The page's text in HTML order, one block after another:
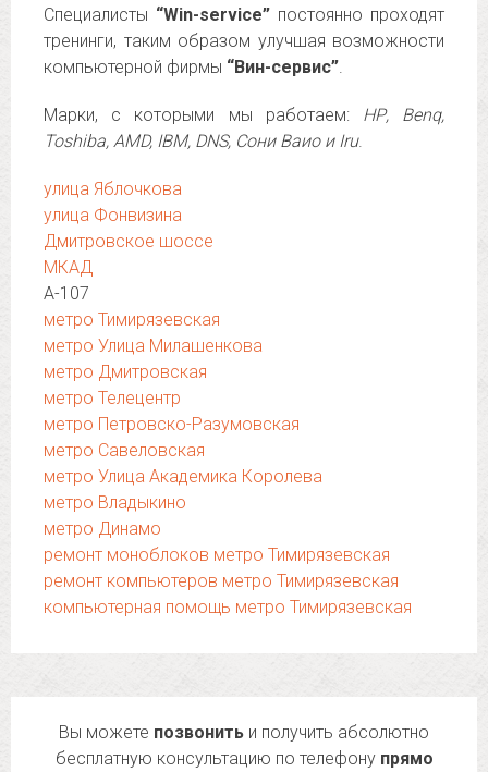
Специалисты “Win-service” постоянно проходят
тренинги, таким образом улучшая возможности
компьютерной фирмы “Вин-сервис”.
Марки, с которыми мы работаем: НР, Benq,
Toshiba, AMD, IBM, DNS, Сони Ваио и Iru.
улица Яблочкова
улица Фонвизина
Дмитровское шоссе
МКАД
А-107
метро Тимирязевская
метро Улица Милашенкова
метро Дмитровская
метро Телецентр
метро Петровско-Разумовская
метро Савеловская
метро Улица Академика Королева
метро Владыкино
метро Динамо
ремонт моноблоков метро Тимирязевская
ремонт компьютеров метро Тимирязевская
компьютерная помощь метро Тимирязевская
Вы можете позвонить и получить абсолютно
бесплатную консультацию по телефону прямо